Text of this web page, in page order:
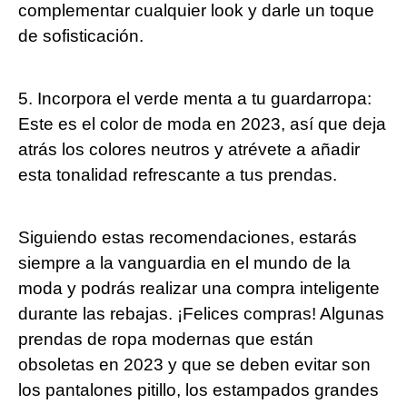
complementar cualquier look y darle un toque
de sofisticación.
5. Incorpora el verde menta a tu guardarropa:
Este es el color de moda en 2023, así que deja
atrás los colores neutros y atrévete a añadir
esta tonalidad refrescante a tus prendas.
Siguiendo estas recomendaciones, estarás
siempre a la vanguardia en el mundo de la
moda y podrás realizar una compra inteligente
durante las rebajas. ¡Felices compras! Algunas
prendas de ropa modernas que están
obsoletas en 2023 y que se deben evitar son
los pantalones pitillo, los estampados grandes